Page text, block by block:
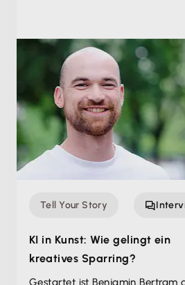
Tell Your Story
KI in Kunst: Wie gelingt ein
kreatives Sparring?
Gestartet ist Benjamin Bertram